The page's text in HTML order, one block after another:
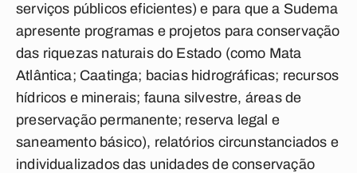
serviços públicos eficientes) e para que a Sudema
apresente programas e projetos para conservação
das riquezas naturais do Estado (como Mata
Atlântica; Caatinga; bacias hidrográficas; recursos
hídricos e minerais; fauna silvestre, áreas de
preservação permanente; reserva legal e
saneamento básico), relatórios circunstanciados e
individualizados das unidades de conservação